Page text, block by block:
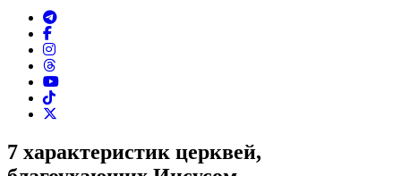
7 характеристик церквей,